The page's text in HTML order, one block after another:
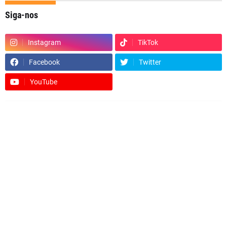
Siga-nos
Instagram TikTok
Facebook Twitter
YouTube